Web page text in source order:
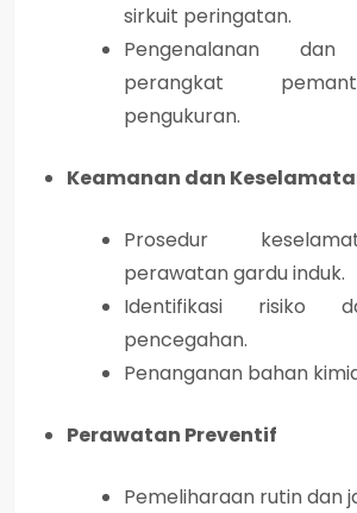
sirkuit peringatan.
Pengenalanan dan
perangkat
pengukuran.
Keamanan dan
Prosedur
perawatan gardu induk.
Identifikasi risiko
pencegahan.
Penanganan bahan
Perawatan Preventif
Pemeliharaan rutin dan